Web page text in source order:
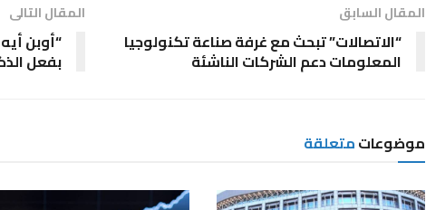
المقال السابق
“الاتصالات” تبحث مع غرفة صناعة تكنولوجيا
المعلومات دعم الشركات الناشئة
المقال التالى
“أوبن
بفعل
موضوعاتمتعلقة